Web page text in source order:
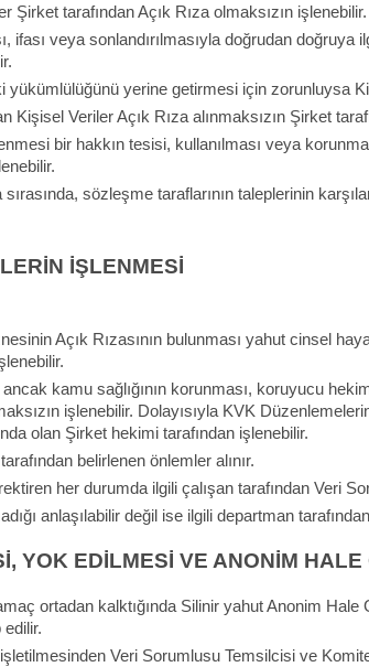
tarafından Açık Rıza olmaksızın işlenebilir.
ifası veya sonlandırılmasıyla doğrudan
yerine getirmesi için zorunluysa
Veriler Açık Rıza alınmaksızın Şirket
bir hakkın tesisi, kullanılması veya
sözleşme taraflarının taleplerinin
İŞLENMESİ
Açık Rızasının bulunması yahut cinsel
kamu sağlığının korunması, koruyucu
işlenebilir. Dolayısıyla KVK
olan Şirket hekimi tarafından işlenebilir.
belirlenen önlemler alınır.
her durumda ilgili çalışan tarafından Veri
anlaşılabilir değil ise ilgili departman
YOK EDİLMESİ VE ANONİM HALE
ortadan kalktığında Silinir yahut Anonim
Veri Sorumlusu Temsilcisi ve